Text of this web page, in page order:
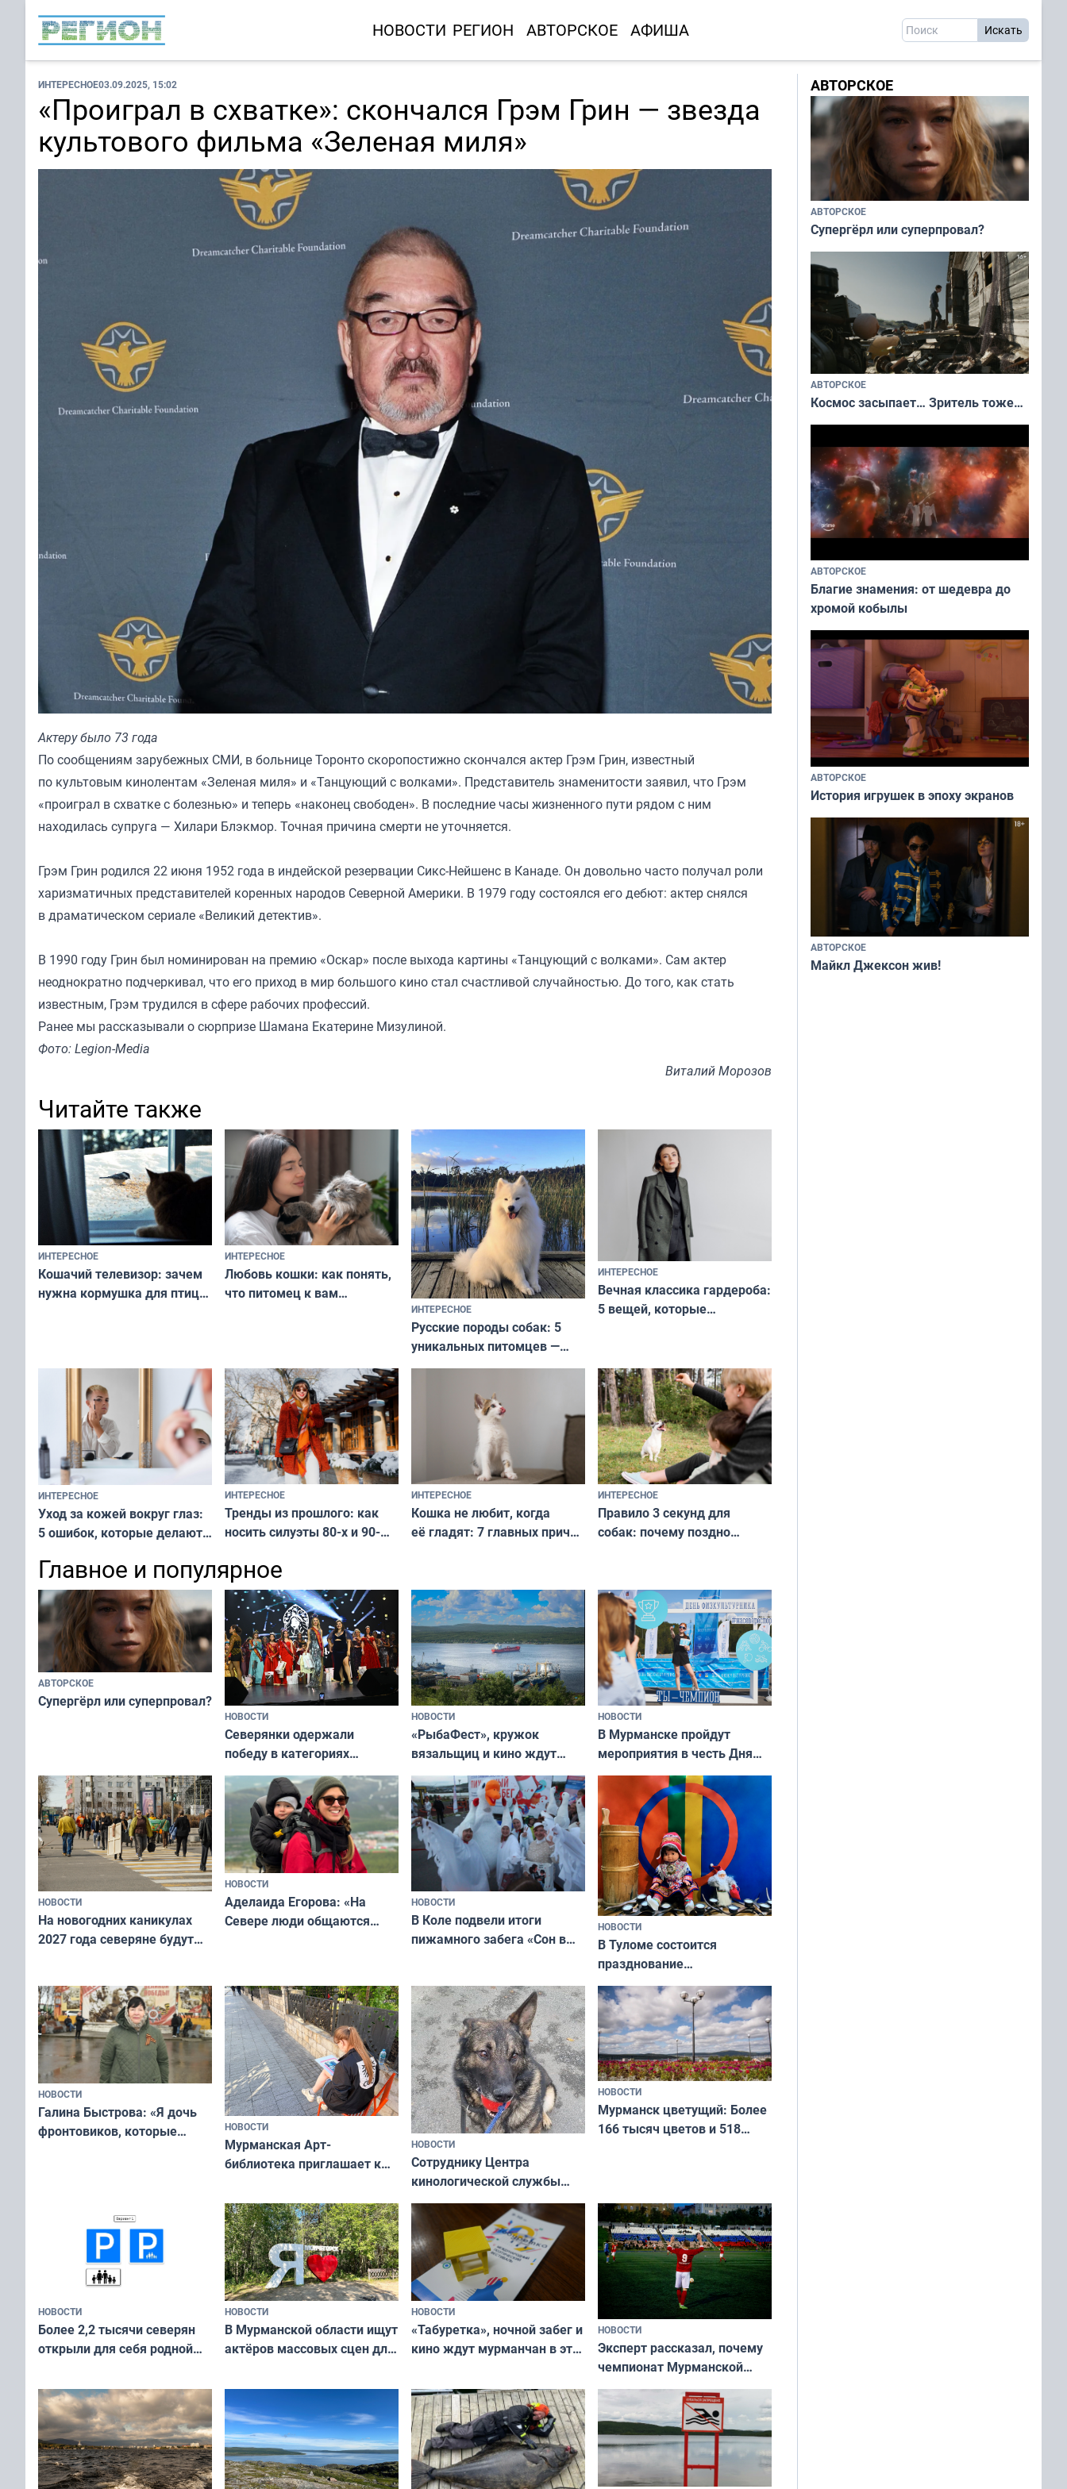
НОВОСТИ РЕГИОН АВТОРСКОЕ АФИША
ИНТЕРЕСНОЕ03.09.2025, 15:02
«Проиграл в схватке»: скончался Грэм Грин — звезда
культового фильма «Зеленая миля»
Актеру было 73 года
По сообщениям зарубежных СМИ, в больнице Торонто скоропостижно скончался актер Грэм Грин, известный
по культовым кинолентам «Зеленая миля» и «Танцующий с волками». Представитель знаменитости заявил, что Грэм
«проиграл в схватке с болезнью» и теперь «наконец свободен». В последние часы жизненного пути рядом с ним
находилась супруга — Хилари Блэкмор. Точная причина смерти не уточняется.
Грэм Грин родился 22 июня 1952 года в индейской резервации Сикс-Нейшенс в Канаде. Он довольно часто получал роли
харизматичных представителей коренных народов Северной Америки. В 1979 году состоялся его дебют: актер снялся
в драматическом сериале «Великий детектив».
В 1990 году Грин был номинирован на премию «Оскар» после выхода картины «Танцующий с волками». Сам актер
неоднократно подчеркивал, что его приход в мир большого кино стал счастливой случайностью. До того, как стать
известным, Грэм трудился в сфере рабочих профессий.
Ранее мы рассказывали о сюрпризе Шамана Екатерине Мизулиной.
Фото: Legion-Media
Виталий Морозов
Читайте также
ИНТЕРЕСНОЕ
Кошачий телевизор: зачем
нужна кормушка для птиц
ИНТЕРЕСНОЕ
Любовь кошки: как понять,
что питомец к вам
ИНТЕРЕСНОЕ
Русские породы собак: 5
уникальных питомцев —
национальные сокровища
и характером
ИНТЕРЕСНОЕ
Вечная классика гардероба:
5 вещей, которые
и актуально в любой сезон
ИНТЕРЕСНОЕ
Уход за кожей вокруг глаз:
5 ошибок, которые делают
и вернуть свежий взгляд
без дорогих средств
ИНТЕРЕСНОЕ
Тренды из прошлого: как
носить силуэты 80-х и 90-
современно и стильно без
переплат
ИНТЕРЕСНОЕ
Кошка не любит, когда
её гладят: 7 главных причин
независимому питомцу
ИНТЕРЕСНОЕ
Правило 3 секунд для
собак: почему поздно
питомцу всё сразу и без
криков
Главное и популярное
АВТОРСКОЕ
Супергёрл или суперпровал?
НОВОСТИ
Северянки одержали
победу в категориях
всероссийского конкурса
«Мисс и Миссис Великая
Русь»
НОВОСТИ
«РыбаФест», кружок
вязальщиц и кино ждут
мурманчан в эти выходные
НОВОСТИ
В Мурманске пройдут
мероприятия в честь Дня
физкультурника
НОВОСТИ
На новогодних каникулах
2027 года северяне будут
НОВОСТИ
Аделаида Егорова: «На
Севере люди общаются
НОВОСТИ
В Коле подвели итоги
пижамного забега «Сон в
НОВОСТИ
В Туломе состоится
празднование
Международного дня
коренных народов мира
НОВОСТИ
Галина Быстрова: «Я дочь
фронтовиков, которые
НОВОСТИ
Мурманская Арт-
библиотека приглашает к
и фотографов
НОВОСТИ
Сотруднику Центра
кинологической службы
ищут новый дом
НОВОСТИ
Мурманск цветущий: Более
166 тысяч цветов и 518
НОВОСТИ
Более 2,2 тысячи северян
открыли для себя родной
«Туризм для своих»
НОВОСТИ
В Мурманской области ищут
актёров массовых сцен для
короткометражном фильме
НОВОСТИ
«Табуретка», ночной забег и
кино ждут мурманчан в эти
НОВОСТИ
Эксперт рассказал, почему
чемпионат Мурманской
области по футболу остался
незамеченным
АВТОРСКОЕ
АВТОРСКОЕ
Супергёрл или суперпровал?
АВТОРСКОЕ
Космос засыпает… Зритель тоже…
АВТОРСКОЕ
Благие знамения: от шедевра до
хромой кобылы
АВТОРСКОЕ
История игрушек в эпоху экранов
АВТОРСКОЕ
Майкл Джексон жив!